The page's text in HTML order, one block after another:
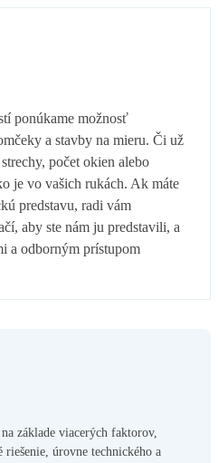
ponúkame možnosť
a stavby na mieru. Či už
počet okien alebo
je vo vašich rukách. Ak máte
predstavu, radi vám
aby ste nám ju predstavili, a
a odborným prístupom
základe viacerých faktorov,
riešenie, úrovne technického a